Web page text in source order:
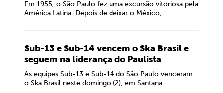
Em 1955, o São Paulo fez uma excursão vitoriosa pela
América Latina. Depois de deixar o México,...
Sub-13 e Sub-14 vencem o Ska Brasil e
seguem na liderança do Paulista
As equipes Sub-13 e Sub-14 do São Paulo venceram
o Ska Brasil neste domingo (2), em Santana...